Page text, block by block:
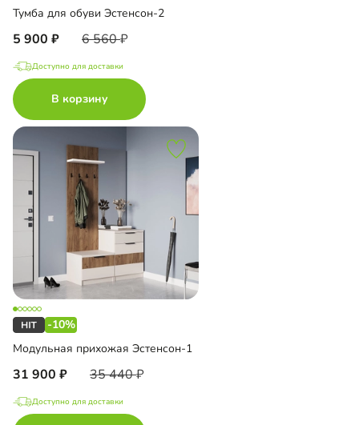
Тумба для обуви Эстенсон-2
5 900 6 560
Доступно для доставки
В корзину
-10%
Модульная прихожая Эстенсон-1
31 900 35 440
Доступно для доставки